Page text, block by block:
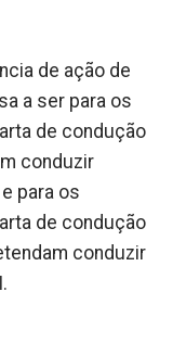
de ação de
a ser para os
de condução
conduzir
para os
de condução
conduzir